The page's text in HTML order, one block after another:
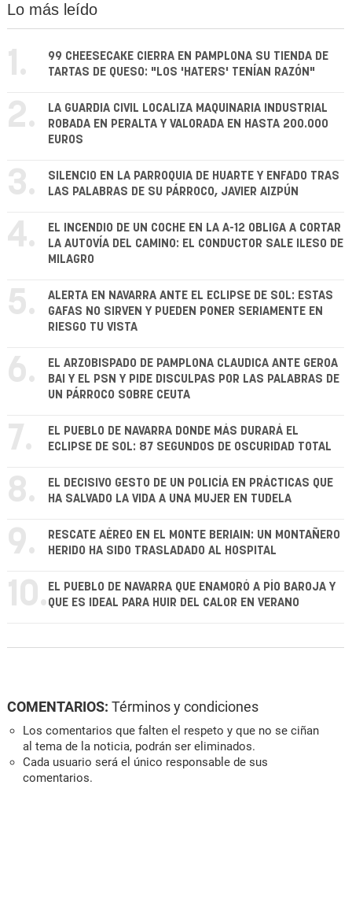
Lo más leído
1.
99 CHEESECAKE CIERRA EN PAMPLONA SU TIENDA DE
TARTAS DE QUESO: "LOS 'HATERS' TENÍAN RAZÓN"
2.
LA GUARDIA CIVIL LOCALIZA MAQUINARIA INDUSTRIAL
ROBADA EN PERALTA Y VALORADA EN HASTA 200.000
EUROS
3.
SILENCIO EN LA PARROQUIA DE HUARTE Y ENFADO TRAS
LAS PALABRAS DE SU PÁRROCO, JAVIER AIZPÚN
4.
EL INCENDIO DE UN COCHE EN LA A-12 OBLIGA A CORTAR
LA AUTOVÍA DEL CAMINO: EL CONDUCTOR SALE ILESO DE
MILAGRO
5.
ALERTA EN NAVARRA ANTE EL ECLIPSE DE SOL: ESTAS
GAFAS NO SIRVEN Y PUEDEN PONER SERIAMENTE EN
RIESGO TU VISTA
6.
EL ARZOBISPADO DE PAMPLONA CLAUDICA ANTE GEROA
BAI Y EL PSN Y PIDE DISCULPAS POR LAS PALABRAS DE
UN PÁRROCO SOBRE CEUTA
7.
EL PUEBLO DE NAVARRA DONDE MÁS DURARÁ EL
ECLIPSE DE SOL: 87 SEGUNDOS DE OSCURIDAD TOTAL
8.
EL DECISIVO GESTO DE UN POLICÍA EN PRÁCTICAS QUE
HA SALVADO LA VIDA A UNA MUJER EN TUDELA
9.
RESCATE AÉREO EN EL MONTE BERIAIN: UN MONTAÑERO
HERIDO HA SIDO TRASLADADO AL HOSPITAL
10. EL PUEBLO DE NAVARRA QUE ENAMORÓ A PÍO BAROJA Y
QUE ES IDEAL PARA HUIR DEL CALOR EN VERANO
COMENTARIOS: Términos y condiciones
Los comentarios que falten el respeto y que no se ciñan
al tema de la noticia, podrán ser eliminados.
Cada usuario será el único responsable de sus
comentarios.